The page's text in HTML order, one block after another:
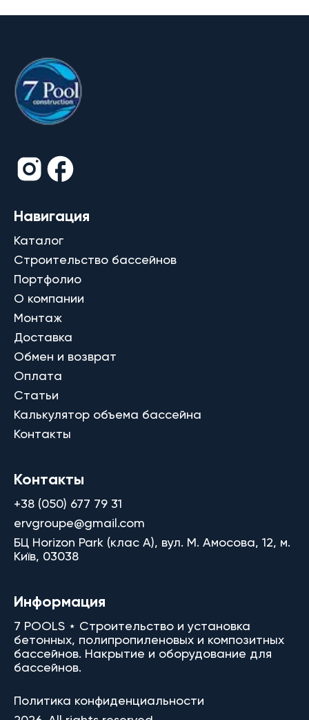
Навигация
Каталог
Строительство бассейнов
Портфолио
О компании
Монтаж
Доставка
Обмен и возврат
Оплата
Статьи
Калькулятор объема бассейна
Контакты
Контакты
+38 (050) 677 79 31
ervgroupe@gmail.com
БЦ Horizon Park (клас A), вул. М. Амосова, 12, м.
Київ, 03038
Информация
7 POOLS ⋆ Строительство и установка
бетонных, полипропиленовых и композитных
бассейнов. Накрытие и оборудование для
бассейнов.
Политика конфиденциальности